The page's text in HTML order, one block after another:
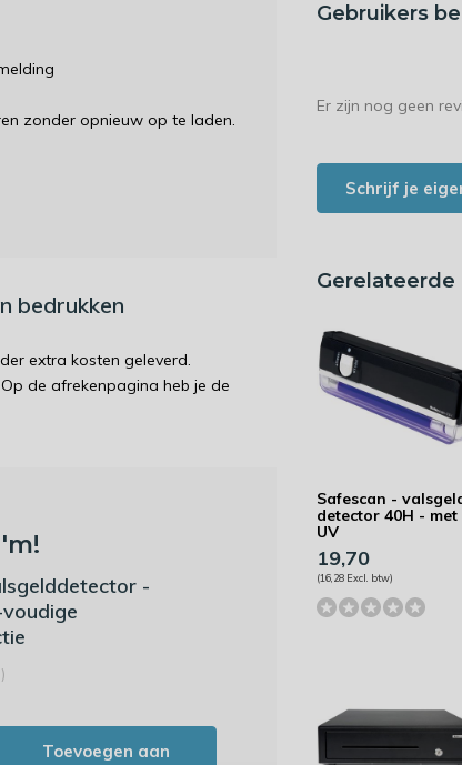
zonder opnieuw op te laden.
bedrukken
extra kosten geleverd.
de afrekenpagina heb je de
-
Toevoegen aan
Gebruikers
Er zijn nog geen
Schrijf je
Safescan -
detector 40H - met
UV
19,70
(16,28 Excl. btw)